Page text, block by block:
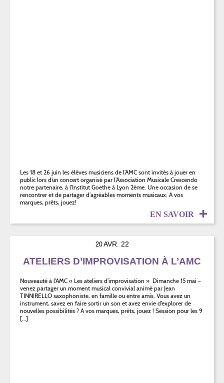
Les 18 et 26 juin les élèves musiciens de l’AMC sont invités à jouer en
public lors d’un concert organisé par l’Association Musicale Crescendo
notre partenaire, à l’Institut Goethe à Lyon 2ème. Une occasion de se
rencontrer et de partager d’agréables moments musicaux. A vos
marques, prêts, jouez!
EN SAVOIR
20AVR. 22
ATELIERS D’IMPROVISATION À L’AMC
Nouveauté à l’AMC « Les ateliers d’improvisation » Dimanche 15 mai –
venez partager un moment musical convivial animé par Jean
TINNIRELLO saxophoniste, en famille ou entre amis. Vous avez un
instrument, savez en faire sortir un son et avez envie d’explorer de
nouvelles possibilités ? A vos marques, prêts, jouez ! Session pour les 9
[…]